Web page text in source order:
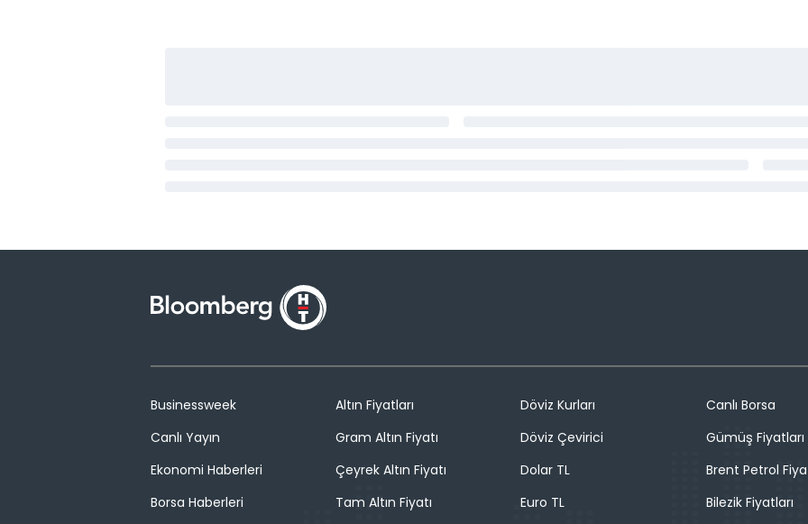
Businessweek
Canlı Yayın
Ekonomi Haberleri
Borsa Haberleri
Altın Fiyatları
Gram Altın Fiyatı
Çeyrek Altın Fiyatı
Tam Altın Fiyatı
Döviz Kurları
Döviz Çevirici
Dolar TL
Euro TL
Canlı Borsa
Gümüş Fiyatları
Brent Petrol
Bilezik Fiyatları